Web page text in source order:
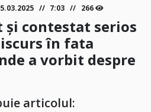
7:03 266
contestat serios
în fata
a vorbit despre
articolul: